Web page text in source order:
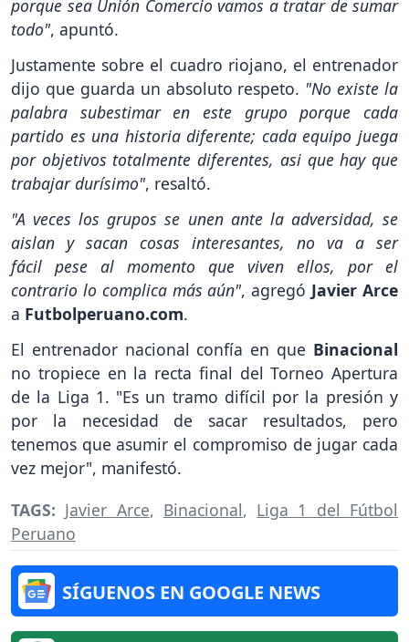
porque sea Unión Comercio vamos a tratar de sumar
todo", apuntó.
Justamente sobre el cuadro riojano, el entrenador
dijo que guarda un absoluto respeto. "No existe la
palabra subestimar en este grupo porque cada
partido es una historia diferente; cada equipo juega
por objetivos totalmente diferentes, asi que hay que
trabajar durísimo", resaltó.
"A veces los grupos se unen ante la adversidad, se
aislan y sacan cosas interesantes, no va a ser
fácil pese al momento que viven ellos, por el
contrario lo complica más aún", agregó Javier Arce
a Futbolperuano.com.
El entrenador nacional confía en que Binacional
no tropiece en la recta final del Torneo Apertura
de la Liga 1. "Es un tramo difícil por la presión y
por la necesidad de sacar resultados, pero
tenemos que asumir el compromiso de jugar cada
vez mejor", manifestó.
TAGS: Javier Arce, Binacional, Liga 1 del Fútbol
Peruano
SÍGUENOS EN GOOGLE NEWS